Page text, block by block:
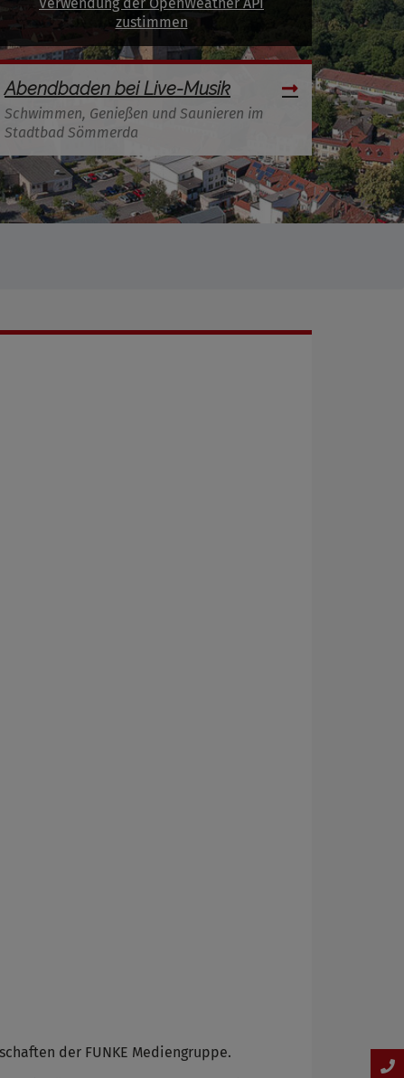
zustimmen
Abendbaden bei Live-Musik
Schwimmen, Genießen und Saunieren im
Stadtbad Sömmerda
der FUNKE Mediengruppe.